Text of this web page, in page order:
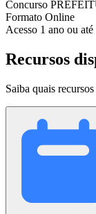
Concurso
Formato Online
Acesso 1 ano ou
Recursos
Saiba quais